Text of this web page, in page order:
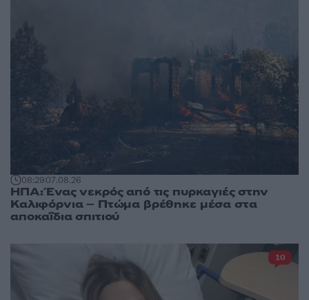
08:2907.08.26
ΗΠΑ: Ένας νεκρός από τις πυρκαγιές στην
Καλιφόρνια – Πτώμα βρέθηκε μέσα στα
αποκαΐδια σπιτιού
10